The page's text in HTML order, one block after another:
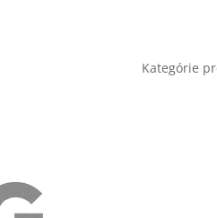
Kategórie